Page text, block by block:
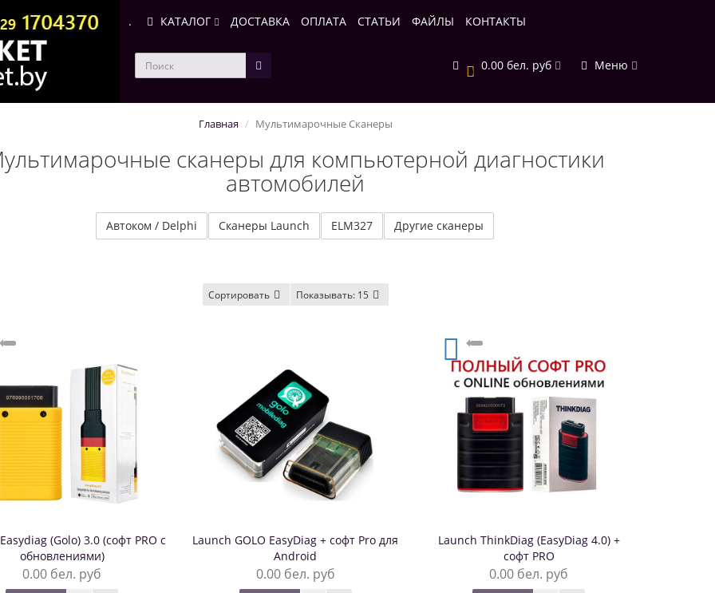
. КАТАЛОГ ДОСТАВКА ОПЛАТА СТАТЬИ ФАЙЛЫ КОНТАКТЫ
0 0.00 бел. руб Меню
Главная Мультимарочные Сканеры
сканеры для компьютерной диагностики
автомобилей
Автоком / Delphi Сканеры Launch ELM327 Другие сканеры
Сортировать Показывать: 15
(Golo) 3.0 (софт PRO с
обновлениями)
0.00 бел. руб
Launch GOLO EasyDiag + софт Pro для
Android
0.00 бел. руб
Launch ThinkDiag (EasyDiag 4.0) +
софт PRO
0.00 бел. руб